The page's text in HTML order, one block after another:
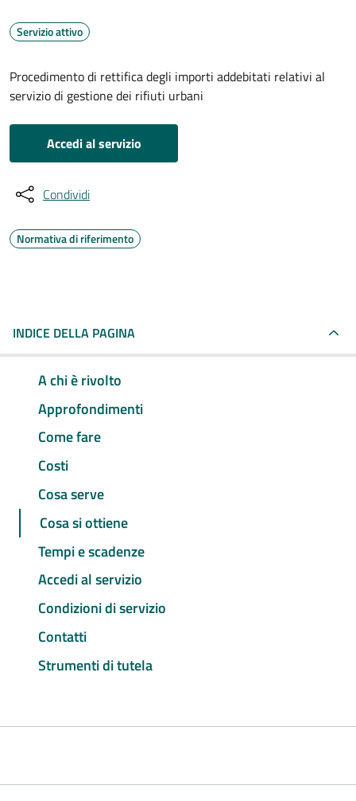
Servizio attivo
Procedimento di rettifica degli importi addebitati relativi al
servizio di gestione dei rifiuti urbani
Accedi al servizio
Condividi
Normativa di riferimento
INDICE DELLA PAGINA
A chi è rivolto
Approfondimenti
Come fare
Costi
Cosa serve
Cosa si ottiene
Tempi e scadenze
Accedi al servizio
Condizioni di servizio
Contatti
Strumenti di tutela